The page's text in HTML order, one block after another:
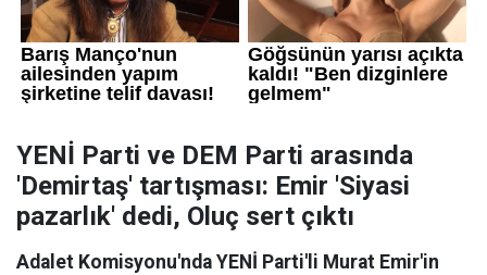
YENİ Parti ve DEM Parti arasında
'Demirtaş' tartışması: Emir 'Siyasi
pazarlık' dedi, Oluç sert çıktı
Adalet Komisyonu'nda YENİ Parti'li Murat Emir'in